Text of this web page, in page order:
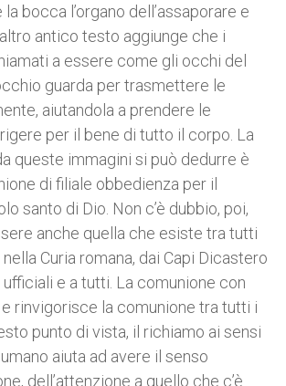
la bocca l’organo dell’assaporare e
antico testo aggiunge che i
a essere come gli occhi del
guarda per trasmettere le
aiutandola a prendere le
per il bene di tutto il corpo. La
queste immagini si può dedurre è
di filiale obbedienza per il
santo di Dio. Non c’è dubbio, poi,
anche quella che esiste tra tutti
Curia romana, dai Capi Dicastero
e a tutti. La comunione con
rinvigorisce la comunione tra tutti i
punto di vista, il richiamo ai sensi
aiuta ad avere il senso
dell’attenzione a quello che c’è